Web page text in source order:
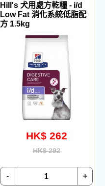
Hill's 犬用處方乾糧 - i/d
Low Fat 消化系統低脂配
方 1.5kg
HK$ 262
HK$ 292
+
-